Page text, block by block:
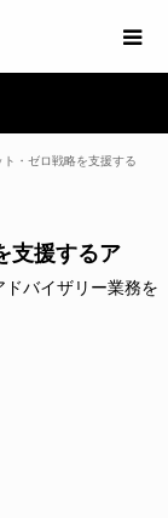
・ゼロ戦略を支援する
支援するア